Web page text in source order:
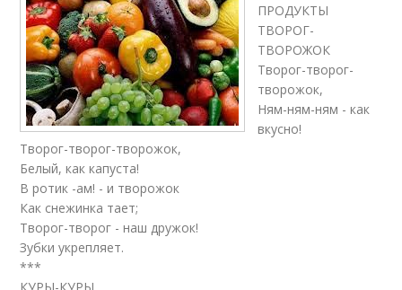
ПРОДУКТЫ
ТВОРОГ-
ТВОРОЖОК
Творог-творог-
творожок,
Ням-ням-ням - как
вкусно!
Творог-творог-творожок,
Белый, как капуста!
В ротик -ам! - и творожок
Как снежинка тает;
Творог-творог - наш дружок!
Зубки укрепляет.
***
КУРЫ-КУРЫ